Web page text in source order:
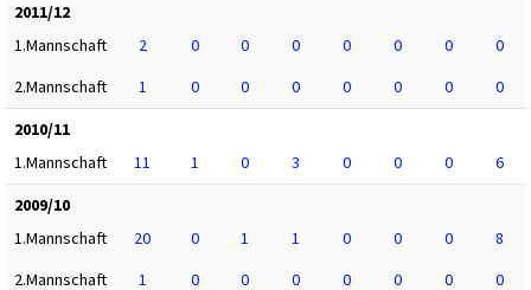
2011/12
1.Mannschaft
2 0 0 0 0 0 0
0
2.Mannschaft
1 0 0 0 0 0 0
0
2010/11
1.Mannschaft
11 1 0 3 0 0 0
6
2009/10
1.Mannschaft
20 0 1 1 0 0 0
8
2.Mannschaft
1 0 0 0 0 0 0
0